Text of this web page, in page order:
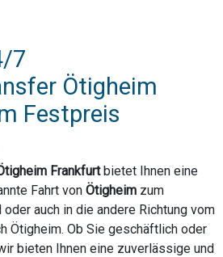
7
Ötigheim
Festpreis
Frankfurtbietet Ihnen eine
Fahrt von Ötigheim zum
auch in die andere Richtung vom
Ötigheim. Ob Sie geschäftlich oder
bieten Ihnen eine zuverlässige und